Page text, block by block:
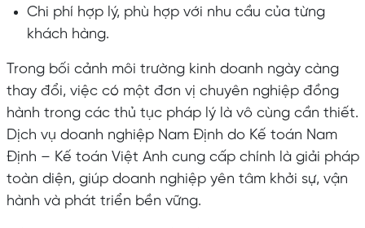
Chi phí hợp lý, phù hợp với nhu cầu của từng
khách hàng.
Trong bối cảnh môi trường kinh doanh ngày càng
thay đổi, việc có một đơn vị chuyên nghiệp đồng
hành trong các thủ tục pháp lý là vô cùng cần thiết.
Dịch vụ doanh nghiệp Nam Định do Kế toán Nam
Định – Kế toán Việt Anh cung cấp chính là giải pháp
toàn diện, giúp doanh nghiệp yên tâm khởi sự, vận
hành và phát triển bền vững.